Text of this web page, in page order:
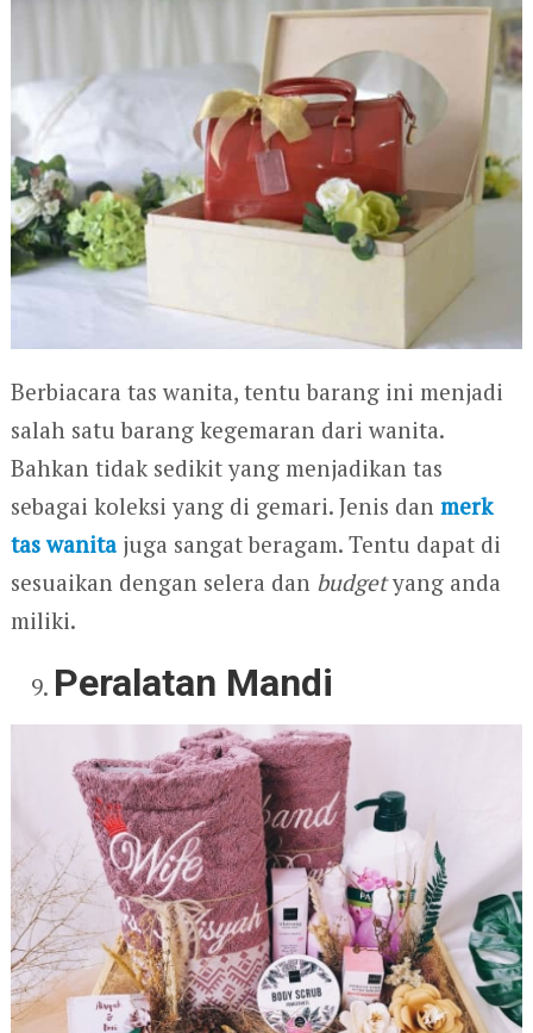
Berbiacara tas wanita, tentu barang ini menjadi
salah satu barang kegemaran dari wanita.
Bahkan tidak sedikit yang menjadikan tas
sebagai koleksi yang di gemari. Jenis dan merk
tas wanitajuga sangat beragam. Tentu dapat di
sesuaikan dengan selera dan budgetyang anda
miliki.
Peralatan Mandi